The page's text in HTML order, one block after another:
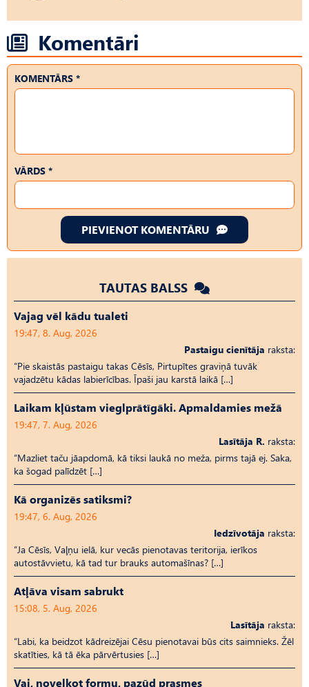
Komentāri
KOMENTĀRS *
VĀRDS *
PIEVIENOT KOMENTĀRU
TAUTAS BALSS
Vajag vēl kādu tualeti
19:47, 8. Aug, 2026
Pastaigu cienītāja raksta:
“Pie skaistās pastaigu takas Cēsīs, Pirtupītes graviņā tuvāk
vajadzētu kādas labierīcības. Īpaši jau karstā laikā […]
Laikam kļūstam vieglprātīgāki. Apmaldamies mežā
19:47, 7. Aug, 2026
Lasītāja R. raksta:
“Mazliet taču jāapdomā, kā tiksi laukā no meža, pirms tajā ej. Saka,
ka šogad palīdzēt […]
Kā organizēs satiksmi?
19:47, 6. Aug, 2026
Iedzīvotāja raksta:
“Ja Cēsīs, Vaļņu ielā, kur vecās pienotavas teritorija, ierīkos
autostāvvietu, kā tad tur brauks automašīnas? […]
Atļāva visam sabrukt
15:08, 5. Aug, 2026
Lasītāja raksta:
“Labi, ka beidzot kādreizējai Cēsu pienotavai būs cits saimnieks. Žēl
skatīties, kā tā ēka pārvērtusies […]
Vai, novelkot formu, pazūd prasmes